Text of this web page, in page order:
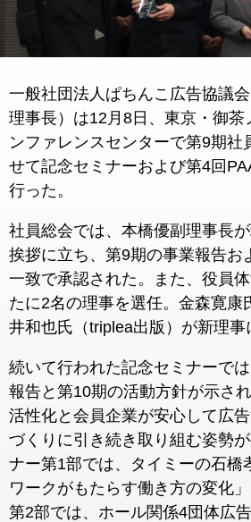
一般社団法人ぱちんこ広告協議
理事長）は12月8日、東京・御茶
ンファレンスセンターで第9期社
せて記念セミナーおよび第4回
行った。
社員総会では、本橋優副理事長
挨拶に立ち、第9期の事業報告お
一致で承認された。また、役員
たに2名の理事を選任。金森寛康
井和也氏（triplea出版）が新理事
続いて行われた記念セミナーで
報告と第10期の活動方針が示さ
活性化と会員企業が安心して広
づくりに引き続き取り組む姿勢
ナー第1部では、タイミーの石橋
ワークがもたらす働き方の変化」
第2部では、ホール関係4団体広